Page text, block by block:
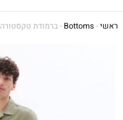
ראשי-
Bottoms
-ברמודת טקסטורה 100% כותנה – חאקי